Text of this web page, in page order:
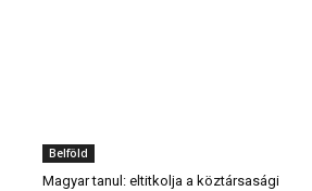
Belföld
Magyar tanul: eltitkolja a köztársasági